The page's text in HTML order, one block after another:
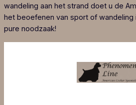
wandeling aan het strand doet u de
het beoefenen van sport of
pure noodzaak!